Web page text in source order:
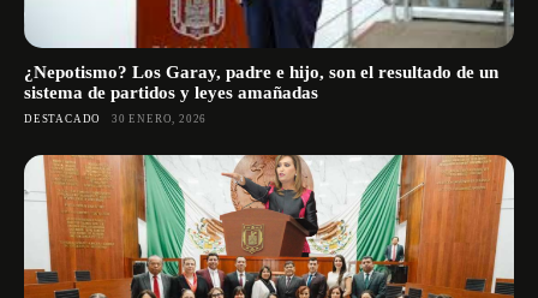
¿Nepotismo? Los Garay, padre e hijo, son el resultado de un
sistema de partidos y leyes amañadas
DESTACADO 30 ENERO, 2026